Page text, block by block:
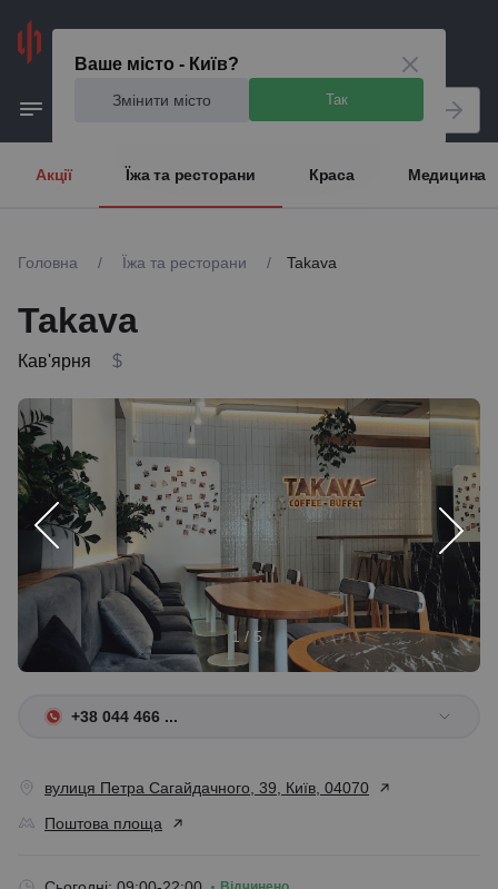
Ваше місто - Київ?
Змінити місто Так
Акції Їжа та ресторани Краса Медицина
Головна / Їжа та ресторани / Takava
Takava
Кав'ярня $
1 / 5
+38 044 466 ...
вулиця Петра Сагайдачного, 39, Київ, 04070
Поштова площа